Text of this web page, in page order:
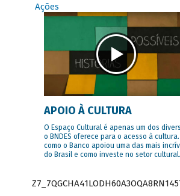
Ações
APOIO À CULTURA
O Espaço Cultural é apenas um dos
o BNDES oferece para o acesso à
como o Banco apoiou uma das mais
do Brasil e como investe no setor cultural.